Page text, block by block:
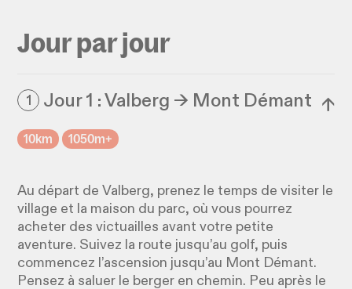
Jour par jour
1 Jour 1 : Valberg → Mont Démant ↓
10km 1050m+
Au départ de Valberg, prenez le temps de visiter le
village et la maison du parc, où vous pourrez
acheter des victuailles avant votre petite
aventure. Suivez la route jusqu’au golf, puis
commencez l’ascension jusqu’au Mont Démant.
Pensez à saluer le berger en chemin. Peu après le